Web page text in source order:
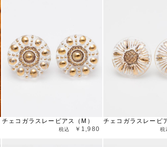
チェコガラスレーピアス（M）
￥1,980
チェコガラスレーピ